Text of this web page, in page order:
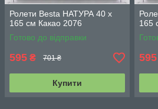
Ролети Besta НАТУРА 40 х
165 см Какао 2076
Готово до відправки
595 ₴ 701 ₴
Купити
165
595